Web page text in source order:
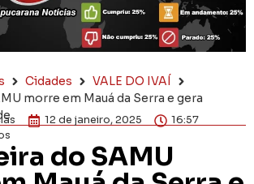
Cidades
VALE DO IVAÍ
morre em Mauá da Serra e gera
12 de janeiro, 2025
16:57
do SAMU